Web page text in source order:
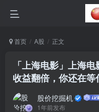
首页 A股 正文
「上海电影」上海
收益翻倍，你还在等
股价挖掘机
1年前发布